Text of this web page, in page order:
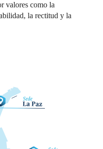
valores como la
la rectitud y la